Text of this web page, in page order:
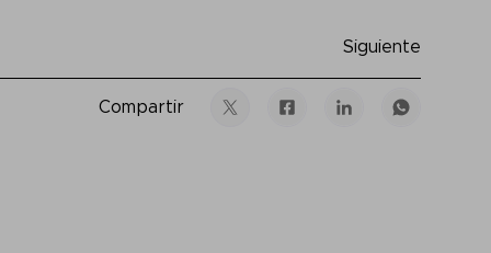
Siguiente
Compartir